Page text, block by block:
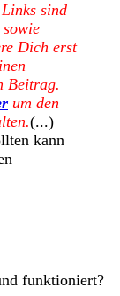
Links sind
Dich erst
Beitrag.
um den
(...)
kann
funktioniert?